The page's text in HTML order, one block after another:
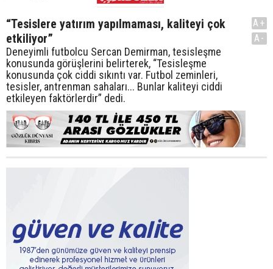
“Tesislere yatırım yapılmaması, kaliteyi çok
etkiliyor”
Deneyimli futbolcu Sercan Demirman, tesisleşme
konusunda görüşlerini belirterek, “Tesisleşme
konusunda çok ciddi sıkıntı var. Futbol zeminleri,
tesisler, antrenman sahaları... Bunlar kaliteyi ciddi
etkileyen faktörlerdir” dedi.
A+
A-